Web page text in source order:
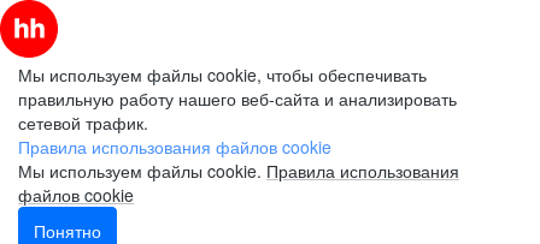
Мы используем файлы cookie, чтобы обеспечивать
правильную работу нашего веб-сайта и анализировать
сетевой трафик.
Правила использования файлов cookie
Мы используем файлы cookie. Правила использования
файлов cookie
Понятно